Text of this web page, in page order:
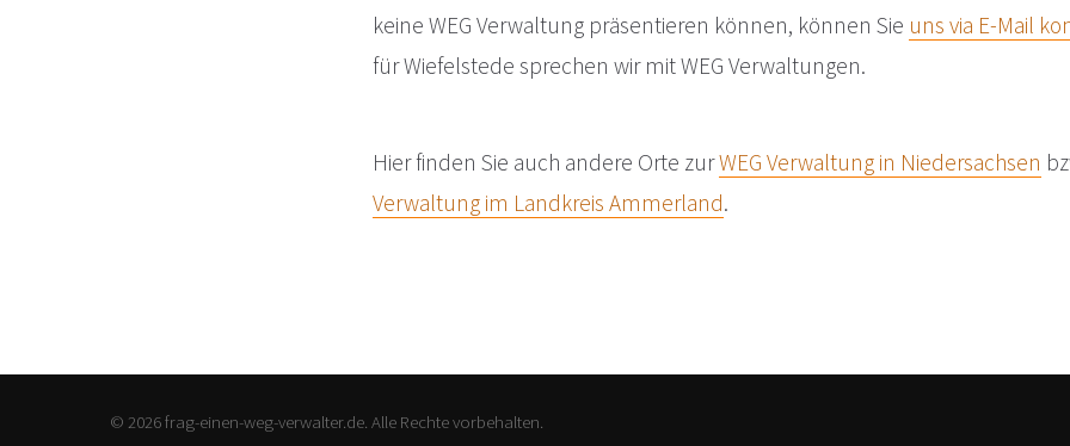
keine WEG Verwaltung präsentieren können, können Sie uns via E-Mail
für Wiefelstede sprechen wir mit WEG Verwaltungen.
Hier finden Sie auch andere Orte zurWEG Verwaltung in Niedersachsen
Verwaltung im Landkreis Ammerland.
© 2026 frag-einen-weg-verwalter.de. Alle Rechte vorbehalten.